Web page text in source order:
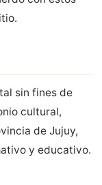
sin fines de
cultural,
de Jujuy,
y educativo.